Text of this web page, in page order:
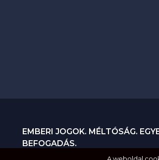
EMBERI JOGOK. MÉLTÓSÁG.
BEFOGADÁS.